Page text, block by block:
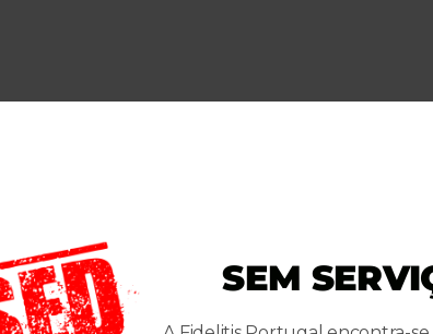
para o trabalho em Portugal
SEM